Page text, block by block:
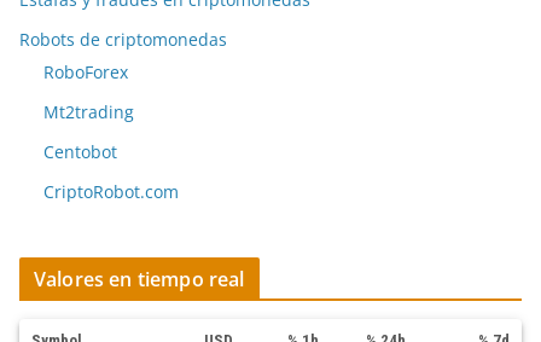
Robots de criptomonedas
RoboForex
Mt2trading
Centobot
CriptoRobot.com
Valores en tiempo real